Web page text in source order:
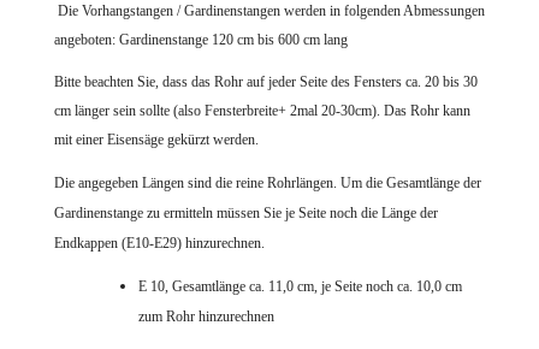
Die Vorhangstangen / Gardinenstangen werden in folgenden Abmessungen
angeboten: Gardinenstange 120 cm bis 600 cm lang
Bitte beachten Sie, dass das Rohr auf jeder Seite des Fensters ca. 20 bis 30
cm länger sein sollte (also Fensterbreite+ 2mal 20-30cm). Das Rohr kann
mit einer Eisensäge gekürzt werden.
Die angegeben Längen sind die reine Rohrlängen. Um die Gesamtlänge der
Gardinenstange zu ermitteln müssen Sie je Seite noch die Länge der
Endkappen (E10-E29) hinzurechnen.
E 10, Gesamtlänge ca. 11,0 cm, je Seite noch ca. 10,0 cm
zum Rohr hinzurechnen